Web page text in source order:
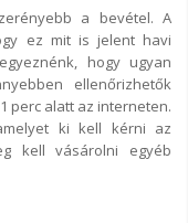
a bevétel. A
ez mit is jelent havi
hogy ugyan
ellenőrizhetők
perc alatt az interneten.
ki kell kérni az
kell vásárolni egyéb